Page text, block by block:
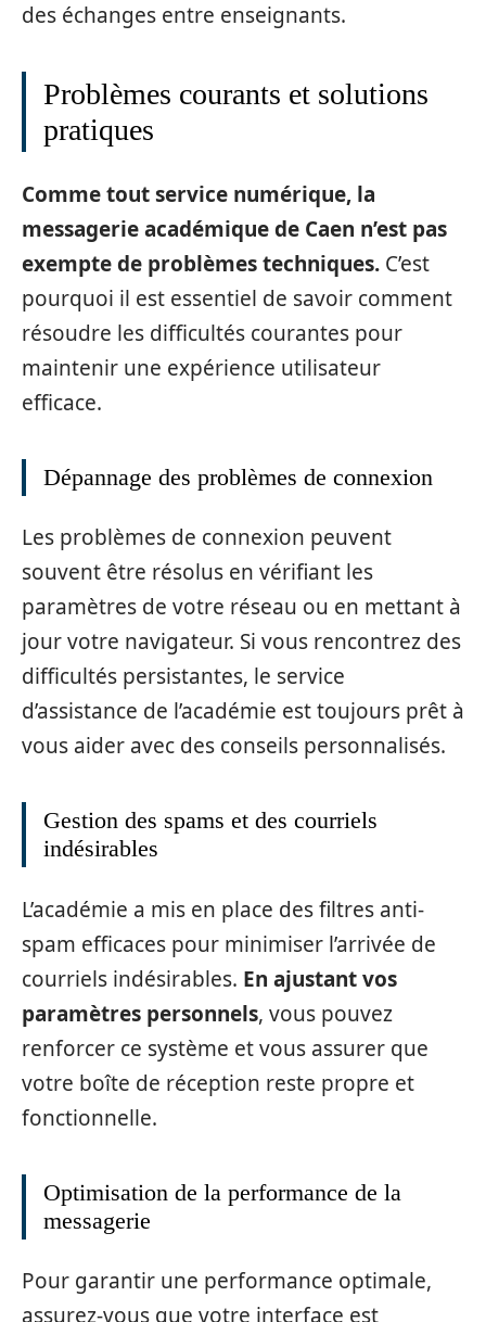
des échanges entre enseignants.
Problèmes courants et solutions
pratiques
Comme tout service numérique, la
messagerie académique de Caen n’est pas
exempte de problèmes techniques. C’est
pourquoi il est essentiel de savoir comment
résoudre les difficultés courantes pour
maintenir une expérience utilisateur
efficace.
Dépannage des problèmes de connexion
Les problèmes de connexion peuvent
souvent être résolus en vérifiant les
paramètres de votre réseau ou en mettant à
jour votre navigateur. Si vous rencontrez des
difficultés persistantes, le service
d’assistance de l’académie est toujours prêt à
vous aider avec des conseils personnalisés.
Gestion des spams et des courriels
indésirables
L’académie a mis en place des filtres anti-
spam efficaces pour minimiser l’arrivée de
courriels indésirables. En ajustant vos
paramètres personnels, vous pouvez
renforcer ce système et vous assurer que
votre boîte de réception reste propre et
fonctionnelle.
Optimisation de la performance de la
messagerie
Pour garantir une performance optimale,
assurez-vous que votre interface est